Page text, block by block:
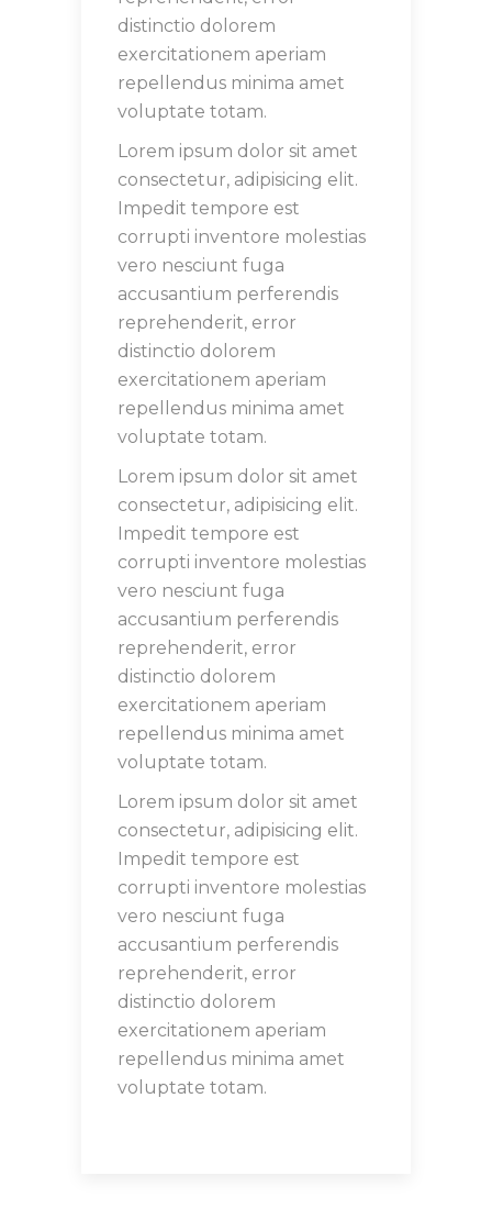
distinctio dolorem
exercitationem aperiam
repellendus minima amet
voluptate totam.
Lorem ipsum dolor sit amet
consectetur, adipisicing elit.
Impedit tempore est
corrupti inventore molestias
vero nesciunt fuga
accusantium perferendis
reprehenderit, error
distinctio dolorem
exercitationem aperiam
repellendus minima amet
voluptate totam.
Lorem ipsum dolor sit amet
consectetur, adipisicing elit.
Impedit tempore est
corrupti inventore molestias
vero nesciunt fuga
accusantium perferendis
reprehenderit, error
distinctio dolorem
exercitationem aperiam
repellendus minima amet
voluptate totam.
Lorem ipsum dolor sit amet
consectetur, adipisicing elit.
Impedit tempore est
corrupti inventore molestias
vero nesciunt fuga
accusantium perferendis
reprehenderit, error
distinctio dolorem
exercitationem aperiam
repellendus minima amet
voluptate totam.